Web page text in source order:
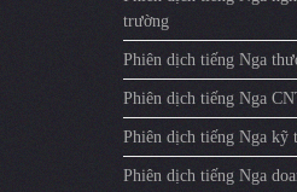
trường
Phiên dịch tiếng Nga
Phiên dịch tiếng Nga
Phiên dịch tiếng Nga kỹ
Phiên dịch tiếng Nga